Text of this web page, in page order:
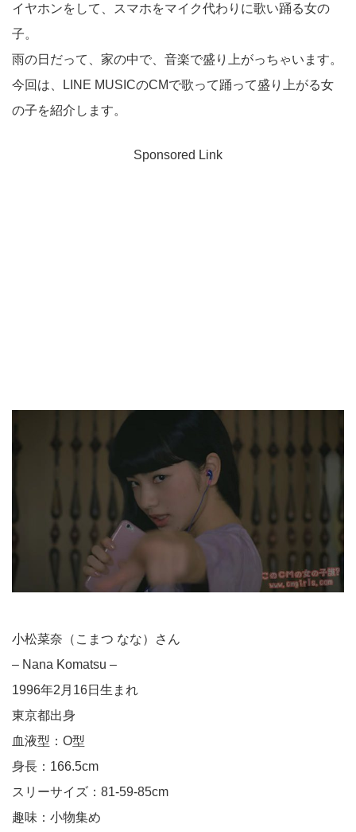
イヤホンをして、スマホをマイク代わりに歌い踊る女の
子。
雨の日だって、家の中で、音楽で盛り上がっちゃいます。
今回は、LINE MUSICのCMで歌って踊って盛り上がる女
の子を紹介します。
Sponsored Link
小松菜奈（こまつ なな）さん
– Nana Komatsu –
1996年2月16日生まれ
東京都出身
血液型：O型
身長：166.5cm
スリーサイズ：81-59-85cm
趣味：小物集め